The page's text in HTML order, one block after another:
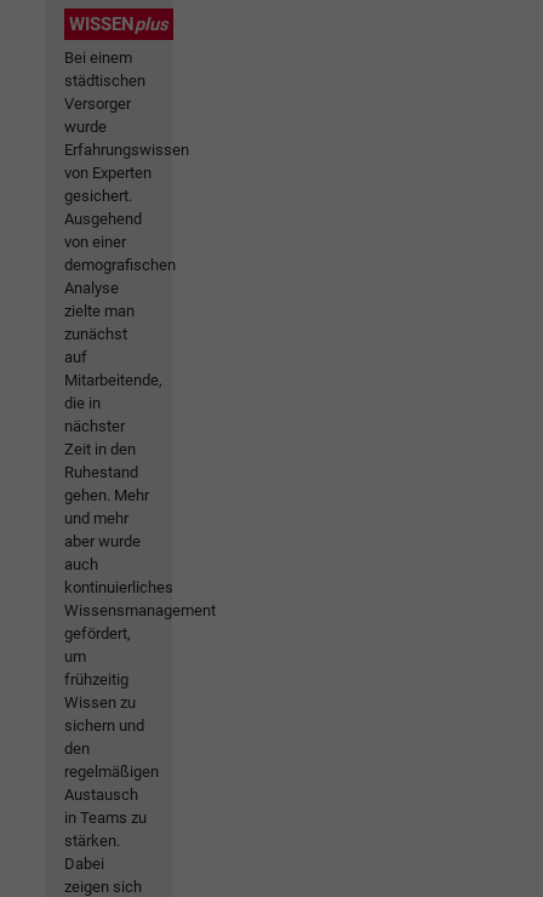
WISSENplus
Bei einem
städtischen
Versorger
wurde
Erfahrungswissen
von Experten
gesichert.
Ausgehend
von einer
demografischen
Analyse
zielte man
zunächst
auf
Mitarbeitende,
die in
nächster
Zeit in den
Ruhestand
gehen. Mehr
und mehr
aber wurde
auch
kontinuierliches
Wissensmanagement
gefördert,
um
frühzeitig
Wissen zu
sichern und
den
regelmäßigen
Austausch
in Teams zu
stärken.
Dabei
zeigen sich